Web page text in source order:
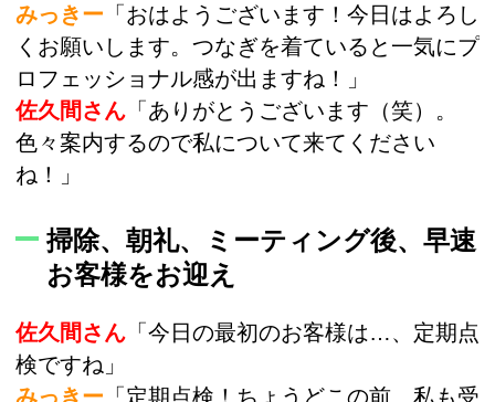
みっきー 「おはようございます！今日はよろし
くお願いします。つなぎを着ていると一気にプ
ロフェッショナル感が出ますね！」
佐久間さん 「ありがとうございます（笑）。
色々案内するので私について来てください
ね！」
掃除、朝礼、ミーティング後、早速
お客様をお迎え
佐久間さん 「今日の最初のお客様は…、定期点
検ですね」
みっきー 「定期点検！ちょうどこの前、私も受